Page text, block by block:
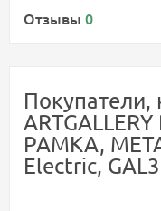
Отзывы 0
Покупатели,
РАМКА,
Electric,